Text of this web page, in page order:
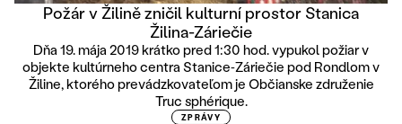
Požár v Žilině zničil kulturní prostor Stanica
Žilina-Záriečie
Dňa 19. mája 2019 krátko pred 1:30 hod. vypukol požiar v
objekte kultúrneho centra Stanice‑Záriečie pod Rondlom v
Žiline, ktorého prevádzkovateľom je Občianske združenie
Truc sphérique.
ZPRÁVY